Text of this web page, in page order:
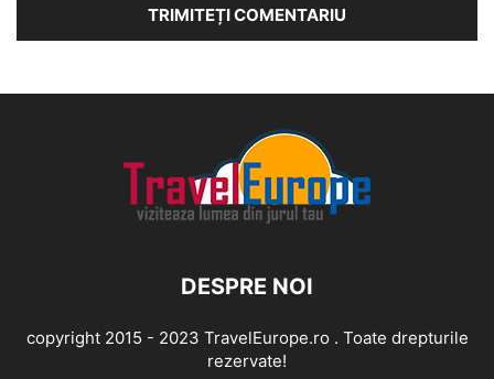
DESPRE NOI
copyright 2015 - 2023 TravelEurope.ro . Toate drepturile
rezervate!